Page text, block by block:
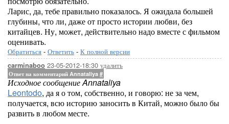
Ларис, да, тебе правильно показалось. Я ожидала большей
глубины, что ли, даже от просто истории любви, без
китайцев. Ну, может, действительно надо вместе с фильмом
оценивать.
Обратиться - Ответить - К полной версии
carminaboo 23-05-2012-18:30 удалить
Ответ на комментарий Annataliya #
Исходное сообщение Annataliya
Leontodo, да я о том, собственно, и говорю: не за чем,
получается, всю историю заносить в Китай, можно было бы
развить в любом месте.